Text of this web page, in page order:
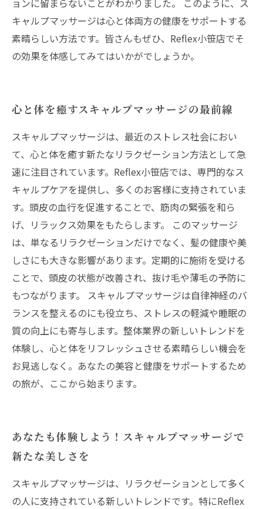
ョンに留まらないことがわかりました。 このように、ス
キャルプマッサージは心と体両方の健康をサポートする
素晴らしい方法です。皆さんもぜひ、Reflex小笹店でそ
の効果を体感してみてはいかがでしょうか。
心と体を癒すスキャルプマッサージの最前線
スキャルプマッサージは、最近のストレス社会におい
て、心と体を癒す新たなリラクゼーション方法として急
速に注目されています。Reflex小笹店では、専門的なス
キャルプケアを提供し、多くのお客様に支持されていま
す。頭皮の血行を促進することで、筋肉の緊張を和ら
げ、リラックス効果をもたらします。 このマッサージ
は、単なるリラクゼーションだけでなく、髪の健康や美
しさにも大きな影響があります。定期的に施術を受ける
ことで、頭皮の状態が改善され、抜け毛や薄毛の予防に
もつながります。 スキャルプマッサージは自律神経のバ
ランスを整えるのにも役立ち、ストレスの軽減や睡眠の
質の向上にも寄与します。整体業界の新しいトレンドを
体験し、心と体をリフレッシュさせる素晴らしい機会を
お見逃しなく。あなたの美容と健康をサポートするため
の旅が、ここから始まります。
あなたも体験しよう！スキャルプマッサージで
新たな美しさを
スキャルプマッサージは、リラクゼーションとして多く
の人に支持されている新しいトレンドです。特にReflex